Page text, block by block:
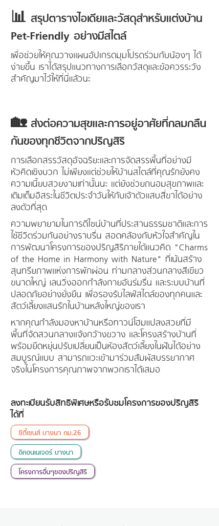
📊 สรุปตารางไอเดียและวัสดุสำหรับแต่งบ้าน
Pet-Friendly อย่างมีสไตล์
เพื่อช่วยให้คุณวางแผนอัปเกรดมุมโปรดร่วมกับน้องๆ ได้
ง่ายขึ้น เราได้สรุปแนวทางการเลือกวัสดุและข้อควรระวัง
สำคัญมาไว้ให้ที่นี่แล้วนะ
🏡 ส่งต่อความสุขและการอยู่อาศัยที่กลมกลืน
กันของทุกชีวิตจากปริญสิริ
การเลือกสรรวัสดุอัจฉริยะและการจัดสรรพื้นที่อย่างมี
หัวคิดเชิงบวก ไม่เพียงแต่ช่วยให้บ้านสไตล์ที่คุณรักยังคง
ความเนี้ยบสวยงามเท่านั้นนะ แต่ยังช่วยถนอมสุขภาพและ
เติมเต็มอิสระในชีวิตประจำวันให้กับเจ้าตัวแสบสี่ขาได้อย่าง
ลงตัวที่สุด
ความพยายามในการดีไซน์บ้านที่ประสานธรรมชาติและการ
ใช้ชีวิตร่วมกันอย่างราบรื่น สอดคล้องกับหัวใจสำคัญใน
การพัฒนาโครงการของปริญสิริภายใต้แนวคิด "Charms
of the Home in Harmony with Nature" ที่เน้นสร้าง
สุนทรียภาพแห่งการพักผ่อน ท่ามกลางส่วนกลางสีเขียว
ขนาดใหญ่ เลนวิ่งออกกำลังกายอันร่มรื่น และระบบบ้านที่
ปลอดภัยอย่างยั่งยืน เพื่อรองรับไลฟ์สไตล์ของทุกคนและ
สัตว์เลี้ยงแสนรักในบ้านหลังใหญ่ของเรา
หากคุณกำลังมองหาบ้านหรือทาวน์โฮมแปลงสวยที่มี
พื้นที่จัดสวนกลางแจ้งกว้างขวาง และโครงสร้างบ้านที่
พร้อมยืดหยุ่นปรับเปลี่ยนเป็นห้องสัตว์เลี้ยงในฝันได้อย่าง
สมบูรณ์แบบ สามารถแวะเข้ามาร่วมสัมผัสบรรยากาศ
จริงในโครงการคุณภาพจากพวกเราได้เสมอ
ลงทะเบียนรับสิทธิพิเศษหรือรับชมโครงการของปริญสิริ
ได้ที่
ซิตี้เซนส์ บางนา กม.26
อิคอนเนเจอร์ บางนา
โครงการอื่นๆของปริญสิริ